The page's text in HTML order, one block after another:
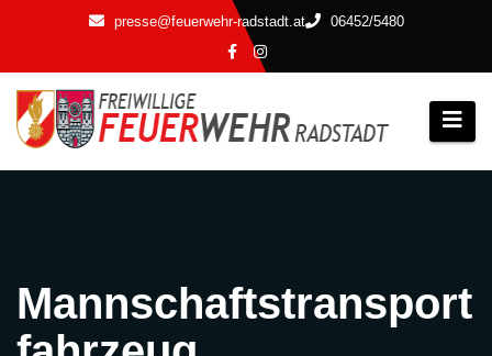
springen
presse@feuerwehr-radstadt.at 06452/5480
Mannschaftstransport